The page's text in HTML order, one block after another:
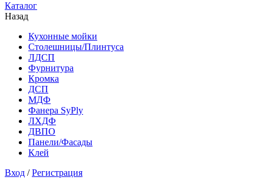
Каталог
Назад
Кухонные мойки
Столешницы/Плинтуса
ЛДСП
Фурнитура
Кромка
ДСП
МДФ
Фанера SyPly
ЛХДФ
ДВПО
Панели/Фасады
Клей
Вход /Регистрация